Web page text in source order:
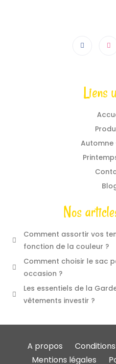
Liens
Automne
Nos
Comment assortir vos
fonction de la couleur ?
Comment choisir le sac
occasion ?
Les essentiels de la
vêtements investir ?
A propos
Mentions légales